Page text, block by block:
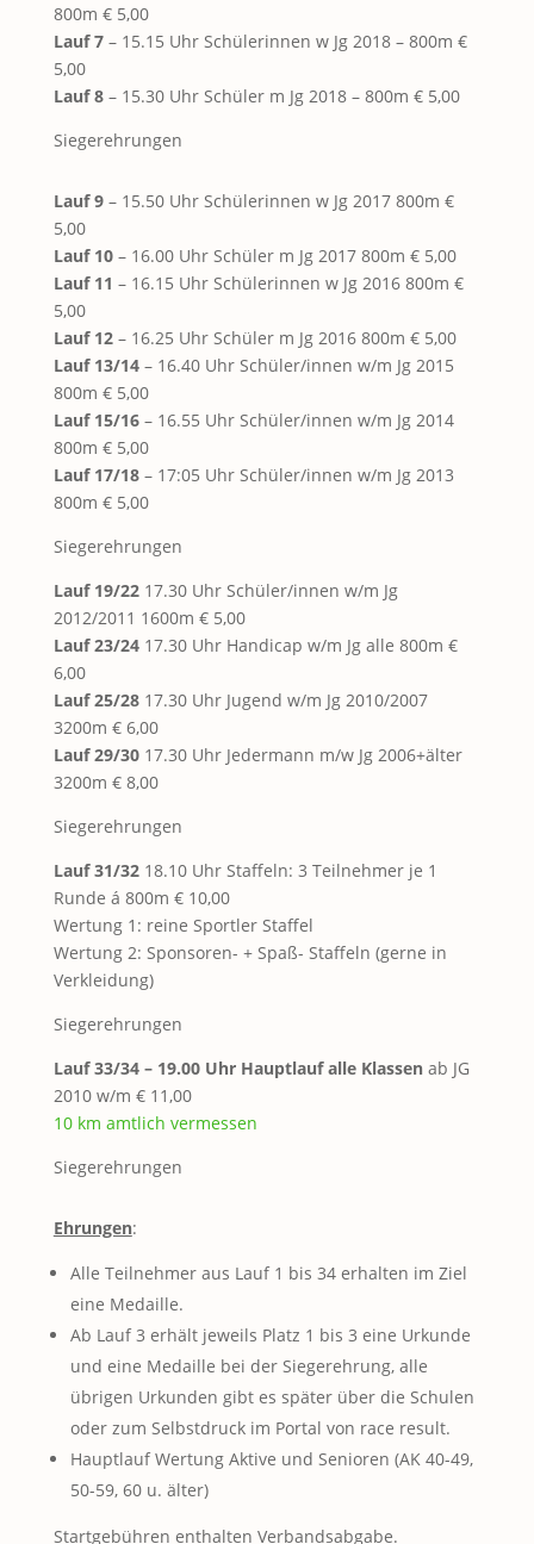
800m € 5,00
Lauf 7– 15.15 Uhr Schülerinnen w Jg 2018 – 800m €
5,00
Lauf 8– 15.30 Uhr Schüler m Jg 2018 – 800m € 5,00
Siegerehrungen
Lauf 9– 15.50 Uhr Schülerinnen w Jg 2017 800m €
5,00
Lauf 10– 16.00 Uhr Schüler m Jg 2017 800m € 5,00
Lauf 11 – 16.15 Uhr Schülerinnen w Jg 2016 800m €
5,00
Lauf 12– 16.25 Uhr Schüler m Jg 2016 800m € 5,00
Lauf 13/14– 16.40 Uhr Schüler/innen w/m Jg 2015
800m € 5,00
Lauf 15/16– 16.55 Uhr Schüler/innen w/m Jg 2014
800m € 5,00
Lauf 17/18– 17:05 Uhr Schüler/innen w/m Jg 2013
800m € 5,00
Siegerehrungen
Lauf 19/2217.30 Uhr Schüler/innen w/m Jg
2012/2011 1600m € 5,00
Lauf 23/2417.30 Uhr Handicap w/m Jg alle 800m €
6,00
Lauf 25/2817.30 Uhr Jugend w/m Jg 2010/2007
3200m € 6,00
Lauf 29/3017.30 Uhr Jedermann m/w Jg 2006+älter
3200m € 8,00
Siegerehrungen
Lauf 31/3218.10 Uhr Staffeln: 3 Teilnehmer je 1
Runde á 800m € 10,00
Wertung 1: reine Sportler Staffel
Wertung 2: Sponsoren- + Spaß- Staffeln (gerne in
Verkleidung)
Siegerehrungen
Lauf 33/34 – 19.00 Uhr Hauptlauf alle Klassenab JG
2010 w/m € 11,00
10 km amtlich vermessen
Siegerehrungen
Ehrungen:
Alle Teilnehmer aus Lauf 1 bis 34 erhalten im Ziel
eine Medaille.
Ab Lauf 3 erhält jeweils Platz 1 bis 3 eine Urkunde
und eine Medaille bei der Siegerehrung, alle
übrigen Urkunden gibt es später über die Schulen
oder zum Selbstdruck im Portal von race result.
Hauptlauf Wertung Aktive und Senioren (AK 40-49,
50-59, 60 u. älter)
Startgebühren enthalten Verbandsabgabe.